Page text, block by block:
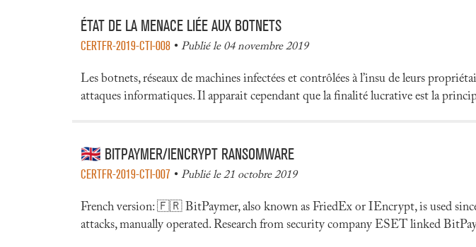
ÉTAT DE LA MENACE LIÉE AUX BOTNETS
CERTFR-2019-CTI-008 Publié le 04 novembre 2019
Les botnets, réseaux de machines infectées et contrôlées à l’insu de leurs
attaques informatiques. Il apparait cependant que la finalité lucrative est la
🇬🇧 BITPAYMER/IENCRYPT RANSOMWARE
CERTFR-2019-CTI-007 Publié le 21 octobre 2019
French version: 🇫🇷 BitPaymer, also known as FriedEx or IEncrypt, is used
attacks, manually operated. Research from security company ESET linked